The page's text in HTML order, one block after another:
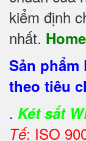
kiểm định
nhất.
Sản phẩm
theo tiêu
. Két sắt
Tế: ISO